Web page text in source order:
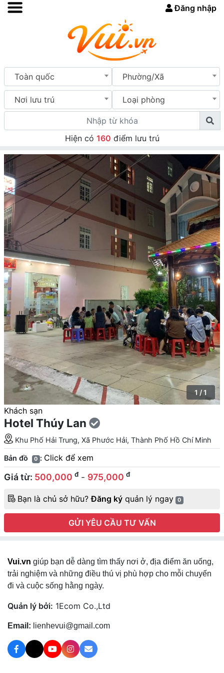
Đăng nhập
Toàn quốc Phường/Xã
Nơi lưu trú Loại phòng
Hiện có 160 điểm lưu trú
1 / 1
Khách sạn
Hotel Thúy Lan
Khu Phố Hải Trung, Xã Phước Hải, Thành Phố Hồ Chí Minh
Bản đồ 0 : Click để xem
Giá từ: 500,000 đ - 975,000 đ
Bạn là chủ sở hữu?Đăng ký quản lý ngay 0
GỬI YÊU CẦU TƯ VẤN
Vui.vn giúp bạn dễ dàng tìm thấy nơi ở, địa điểm ăn uống,
trải nghiệm và những điều thú vị phù hợp cho mỗi chuyến
đi và cuộc sống hằng ngày.
Quản lý bởi: 1Ecom Co.,Ltd
Email: lienhevui@gmail.com